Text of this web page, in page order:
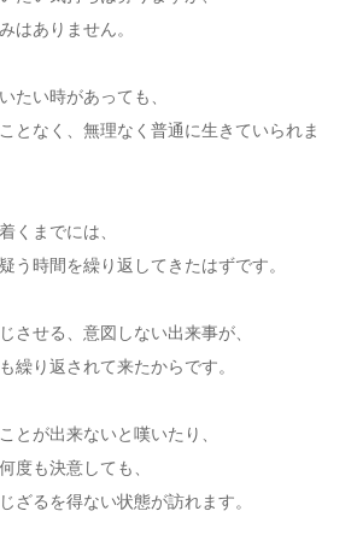
はありません。
たい時があっても、
となく、無理なく普通に生きていられま
くまでには、
う時間を繰り返してきたはずです。
させる、意図しない出来事が、
繰り返されて来たからです。
とが出来ないと嘆いたり、
度も決意しても、
ざるを得ない状態が訪れます。